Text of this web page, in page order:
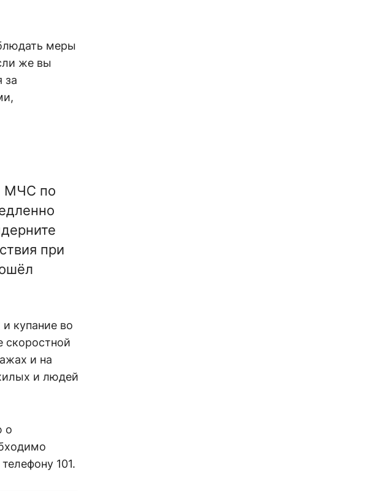
меры
же вы
за
МЧС по
при
купание во
скоростной
и на
и людей
о
101.